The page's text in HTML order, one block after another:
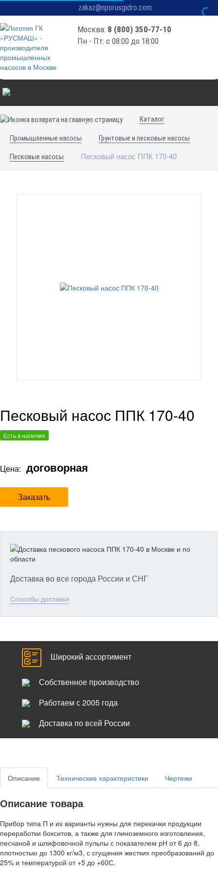
zakaz@nporusgidro.com
Москва: 8 (800) 350-77-10
Пн - Пт: с 08:00 до 18:00
Каталог
Промышленные насосы Грунтовые и песковые насосы
Песковые насосы Песковый насос ППК 170-40
Песковый насос ППК 170-40
Есть в наличии
Цена: договорная
Заказать
Доставка во все города России и СНГ
Способы доставки
Широкий ассортимент
Собственное производство
Работаем с 2005 года
Доставка по всей России
Описание Технические характеристики Чертежи
Описание товара
Прибор типа П и их варианты нужны для перекачки продукции
переработки бокситов, а также для глиноземного изготовления,
песчаной и шлифовочной пульпы с показателем рН от 6 до 8,
плотностью до 1300 кг/м3, с сгущения жестких преобразований до
25% и температурой от +5 до +60С.